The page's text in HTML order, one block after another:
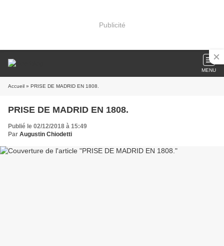
Publicité
MENU
Accueil » PRISE DE MADRID EN 1808.
PRISE DE MADRID EN 1808.
Publié le 02/12/2018 à 15:49
Par Augustin Chiodetti